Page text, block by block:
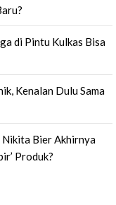
di Pintu Kulkas Bisa
Kenalan Dulu Sama
Nikita Bier Akhirnya
Produk?